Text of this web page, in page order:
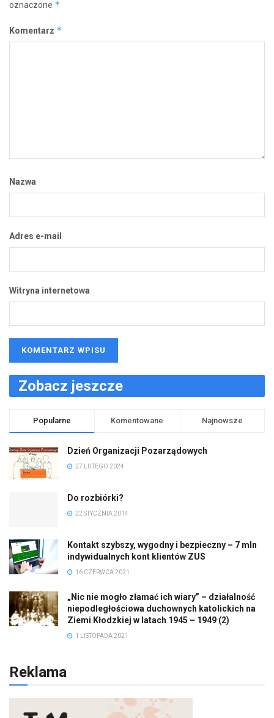
oznaczone *
Komentarz *
Nazwa
Adres e-mail
Witryna internetowa
Zobacz jeszcze
Popularne Komentowane Najnowsze
Dzień Organizacji Pozarządowych
27 LUTEGO 2024
Do rozbiórki?
22 STYCZNIA 2014
Kontakt szybszy, wygodny i bezpieczny – 7 mln
indywidualnych kont klientów ZUS
16 CZERWCA 2021
„Nic nie mogło złamać ich wiary” – działalność
niepodległościowa duchownych katolickich na
Ziemi Kłodzkiej w latach 1945 – 1949 (2)
1 LISTOPADA 2021
Reklama